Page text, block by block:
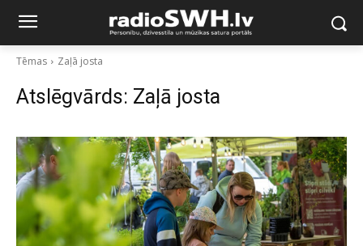
Tēmas Zaļā josta
Atslēgvārds: Zaļā josta